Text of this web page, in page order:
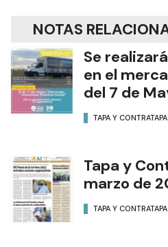
NOTAS
Se
en el
del 7 de
TAPA Y CONTRATAPA
Tapa y
marzo de
TAPA Y CONTRATAPA